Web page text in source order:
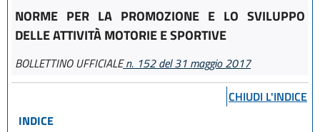
NORME PER LA PROMOZIONE E LO SVILUPPO
DELLE ATTIVITÀ MOTORIE E SPORTIVE
BOLLETTINO UFFICIALEn. 152 del 31 maggio 2017
CHIUDI L'INDICE
INDICE